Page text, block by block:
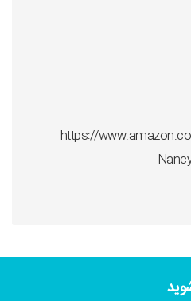
https://